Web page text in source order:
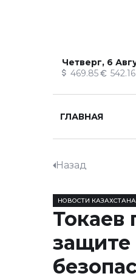
Четверг, 6
469.85 542.16
ГЛАВНАЯ
Назад
НОВОСТИ КАЗАХСТАНА
Токаев